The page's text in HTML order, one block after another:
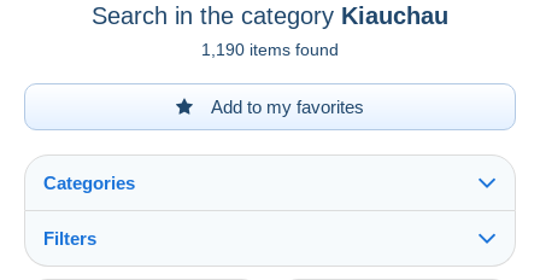
Search in the category Kiauchau
1,190 items found
Add to my favorites
Categories
Filters